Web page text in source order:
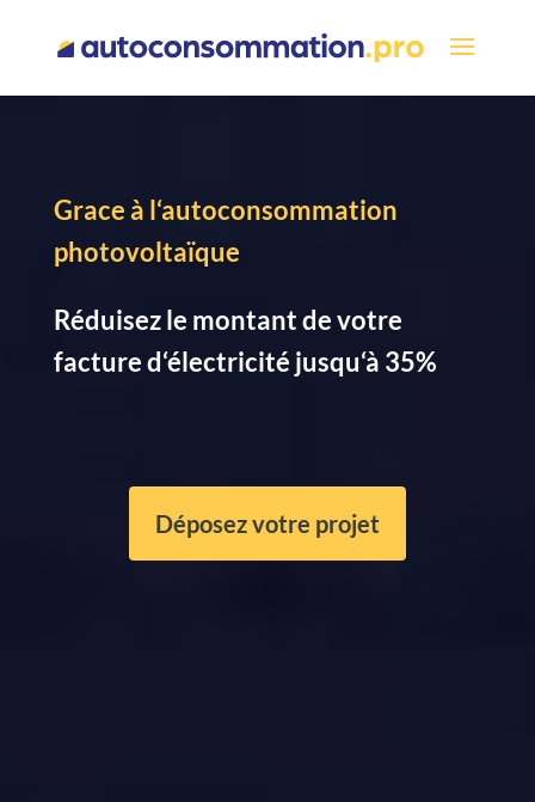
Grace à l‘autoconsommation
photovoltaïque
Réduisez le montant de votre
facture d‘électricité jusqu‘à 35%
Déposez votre projet